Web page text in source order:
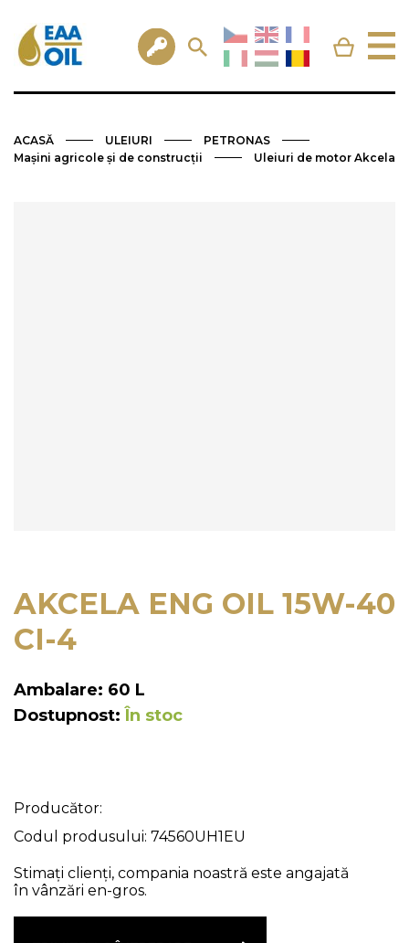
ACASĂ ULEIURI
PETRONAS
Mașini agricole și de construcții
Uleiuri de motor Akcela
AKCELA ENG OIL 15W-40
CI-4
Ambalare: 60 L
Dostupnost: În stoc
Producător:
Codul produsului: 74560UH1EU
Stimați clienți, compania noastră este angajată
în vânzări en-gros.